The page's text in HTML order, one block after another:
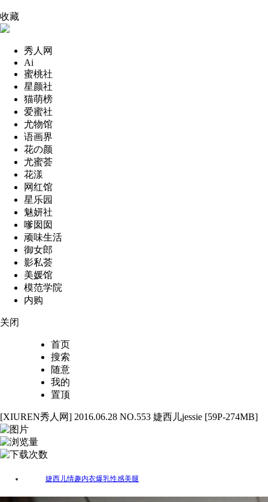
收藏
秀人网
Ai
蜜桃社
星颜社
猫萌榜
爱蜜社
尤物馆
语画界
花の颜
尤蜜荟
花漾
网红馆
星乐园
魅妍社
嗲囡囡
顽味生活
御女郎
影私荟
美媛馆
模范学院
内购
关闭
首页
搜索
随意
我的
置顶
[XIUREN秀人网] 2016.06.28 NO.553 婕西儿jessie [59P-274MB]
婕西儿情趣内衣爆乳性感美腿